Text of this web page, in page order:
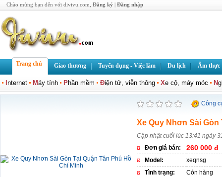
Chào mừng bạn đến với divivu.com, Đăng ký | Đăng nhập
Trang chủ Giao thương Tuyển dụng - Việc làm Du lịch Ẩm thực
nternet Máy tính Phần mềm Điện tử, viễn thông Xe cộ, máy móc N
Công
Xe Quy Nhơn Sài Gòn
Cập nhật cuối lúc 13:41 ngày
Đơn giá bán:
260 000 đ
Model:
xeqnsg
Tình trạng:
Còn hàng